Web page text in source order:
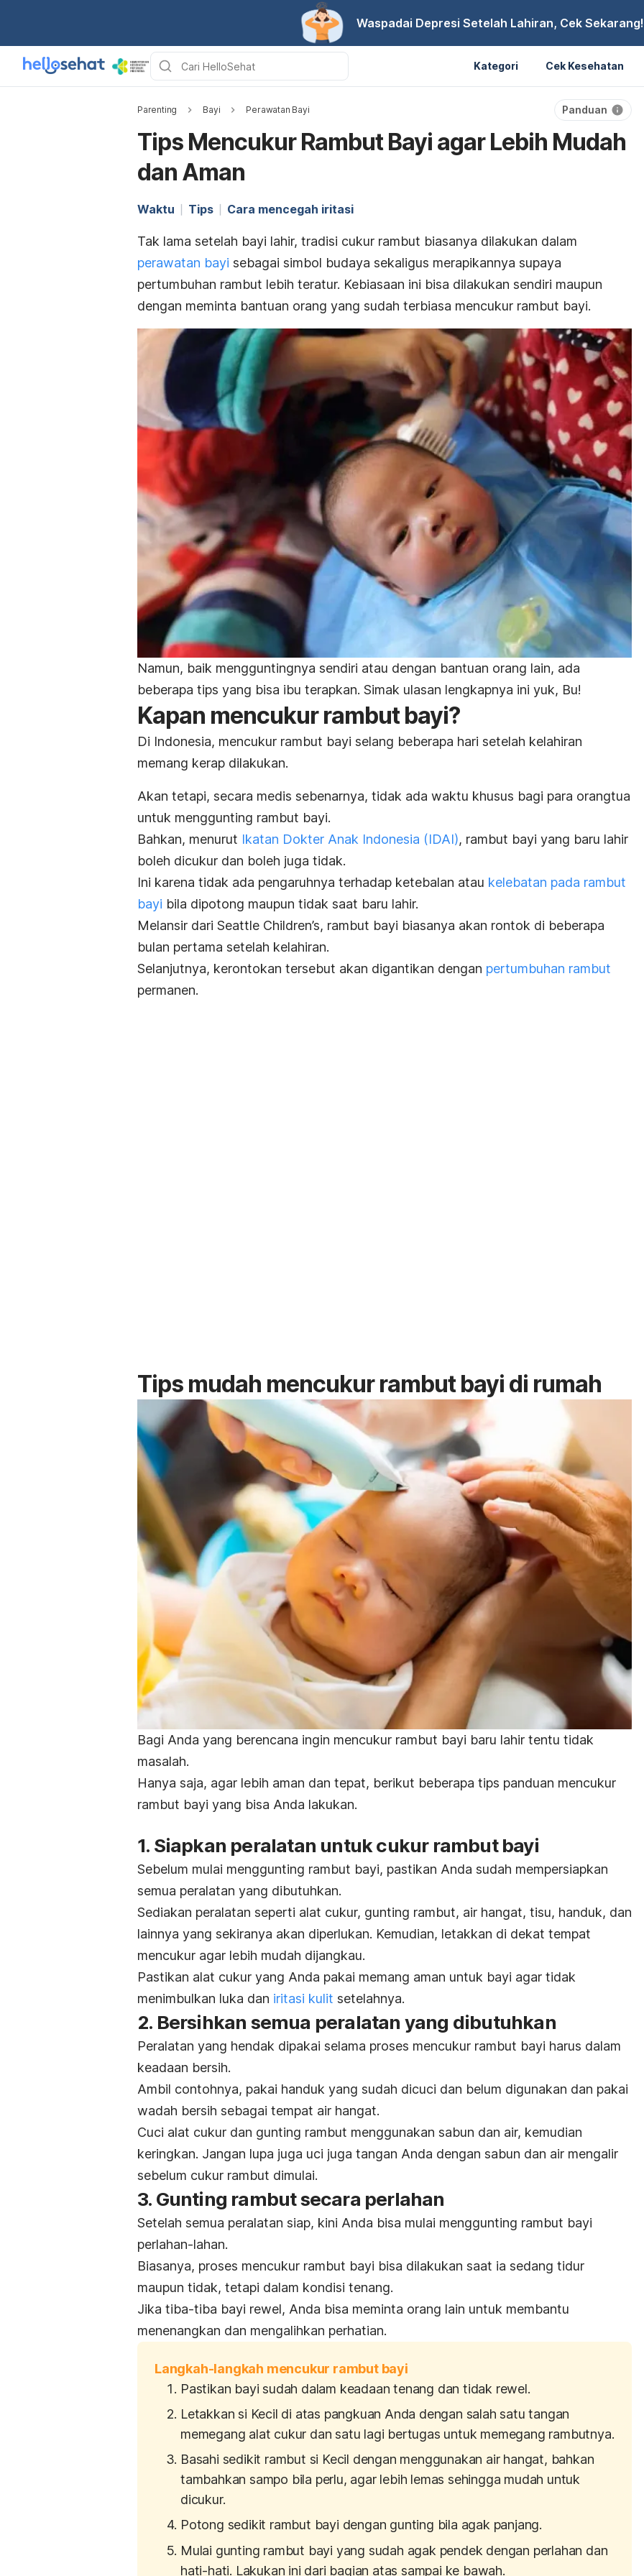
Waspadai Depresi Setelah Lahiran, Cek Sekarang!
Kategori Cek Kesehatan
Parenting Bayi Perawatan Bayi Panduan
Tips Mencukur Rambut Bayi agar Lebih Mudah
dan Aman
Waktu Tips Cara mencegah iritasi
Tak lama setelah bayi lahir, tradisi cukur rambut biasanya dilakukan dalam
perawatan bayi sebagai simbol budaya sekaligus merapikannya supaya
pertumbuhan rambut lebih teratur. Kebiasaan ini bisa dilakukan sendiri maupun
dengan meminta bantuan orang yang sudah terbiasa mencukur rambut bayi.
Namun, baik mengguntingnya sendiri atau dengan bantuan orang lain, ada
beberapa tips yang bisa ibu terapkan. Simak ulasan lengkapnya ini yuk, Bu!
Kapan mencukur rambut bayi?
Di Indonesia, mencukur rambut bayi selang beberapa hari setelah kelahiran
memang kerap dilakukan.
Akan tetapi, secara medis sebenarnya, tidak ada waktu khusus bagi para orangtua
untuk menggunting rambut bayi.
Bahkan, menurut Ikatan Dokter Anak Indonesia (IDAI), rambut bayi yang baru lahir
boleh dicukur dan boleh juga tidak.
Ini karena tidak ada pengaruhnya terhadap ketebalan atau kelebatan pada rambut
bayi bila dipotong maupun tidak saat baru lahir.
Melansir dari Seattle Children’s, rambut bayi biasanya akan rontok di beberapa
bulan pertama setelah kelahiran.
Selanjutnya, kerontokan tersebut akan digantikan dengan pertumbuhan rambut
permanen.
Tips mudah mencukur rambut bayi di rumah
Bagi Anda yang berencana ingin mencukur rambut bayi baru lahir tentu tidak
masalah.
Hanya saja, agar lebih aman dan tepat, berikut beberapa tips panduan mencukur
rambut bayi yang bisa Anda lakukan.
1. Siapkan peralatan untuk cukur rambut bayi
Sebelum mulai menggunting rambut bayi, pastikan Anda sudah mempersiapkan
semua peralatan yang dibutuhkan.
Sediakan peralatan seperti alat cukur, gunting rambut, air hangat, tisu, handuk, dan
lainnya yang sekiranya akan diperlukan. Kemudian, letakkan di dekat tempat
mencukur agar lebih mudah dijangkau.
Pastikan alat cukur yang Anda pakai memang aman untuk bayi agar tidak
menimbulkan luka dan iritasi kulit setelahnya.
2. Bersihkan semua peralatan yang dibutuhkan
Peralatan yang hendak dipakai selama proses mencukur rambut bayi harus dalam
keadaan bersih.
Ambil contohnya, pakai handuk yang sudah dicuci dan belum digunakan dan pakai
wadah bersih sebagai tempat air hangat.
Cuci alat cukur dan gunting rambut menggunakan sabun dan air, kemudian
keringkan. Jangan lupa juga uci juga tangan Anda dengan sabun dan air mengalir
sebelum cukur rambut dimulai.
3. Gunting rambut secara perlahan
Setelah semua peralatan siap, kini Anda bisa mulai menggunting rambut bayi
perlahan-lahan.
Biasanya, proses mencukur rambut bayi bisa dilakukan saat ia sedang tidur
maupun tidak, tetapi dalam kondisi tenang.
Jika tiba-tiba bayi rewel, Anda bisa meminta orang lain untuk membantu
menenangkan dan mengalihkan perhatian.
Langkah-langkah mencukur rambut bayi
Pastikan bayi sudah dalam keadaan tenang dan tidak rewel.
Letakkan si Kecil di atas pangkuan Anda dengan salah satu tangan
memegang alat cukur dan satu lagi bertugas untuk memegang rambutnya.
Basahi sedikit rambut si Kecil dengan menggunakan air hangat, bahkan
tambahkan sampo bila perlu, agar lebih lemas sehingga mudah untuk
dicukur.
Potong sedikit rambut bayi dengan gunting bila agak panjang.
Mulai gunting rambut bayi yang sudah agak pendek dengan perlahan dan
hati-hati. Lakukan ini dari bagian atas sampai ke bawah.